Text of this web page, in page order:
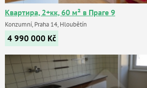
Квартира, 2+кк, 60 м² в Праге 9
Konzumní, Praha 14, Hloubětín
4 990 000 Kč